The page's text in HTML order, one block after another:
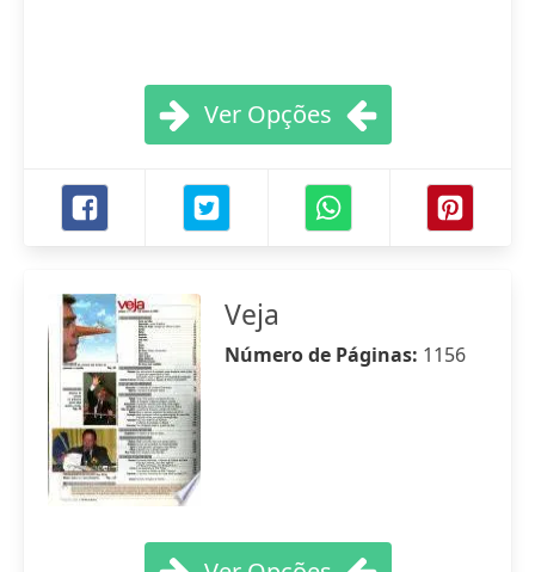
Ver Opções
Veja
Número de Páginas: 1156